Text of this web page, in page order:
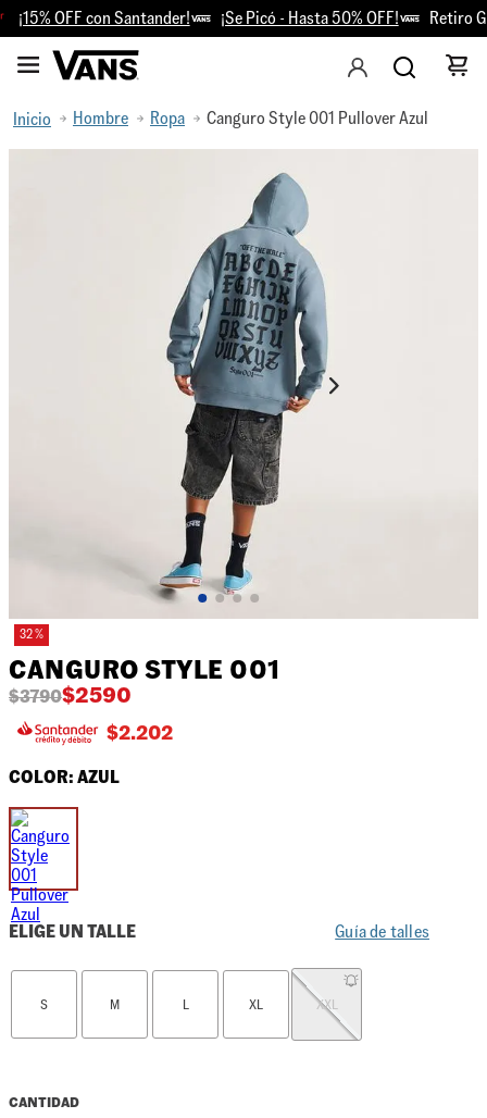
¡15% OFF con Santander! ¡Se Picó - Hasta 50% OFF! Retiro
Hombre Ropa Canguro Style 001 Pullover Azul
32 %
CANGURO STYLE 001
$2590
$3790
$2.202
COLOR:AZUL
ELIGE UN TALLE Guía de talles
L
M
S XL XXL
CANTIDAD